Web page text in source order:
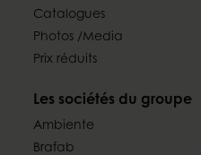
Catalogues
Photos /Media
Prix réduits
Les sociétés du groupe
Ambiente
Brafab